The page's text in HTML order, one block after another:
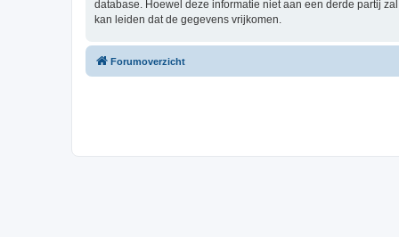
database. Hoewel deze informatie niet aan een derde partij
kan leiden dat de gegevens vrijkomen.
Forumoverzicht